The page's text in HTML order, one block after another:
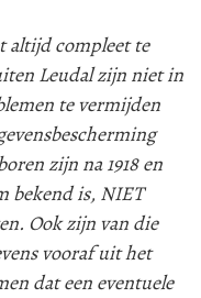
altijd compleet te
Leudal zijn niet in
te vermijden
zijn na 1918 en
bekend is, NIET
Ook zijn van die
vooraf uit het
dat een eventuele